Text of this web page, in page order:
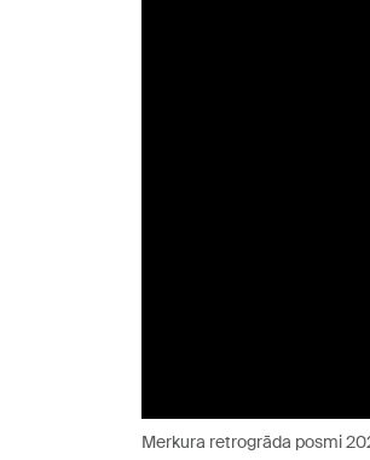
Merkura retrogrāda posmi